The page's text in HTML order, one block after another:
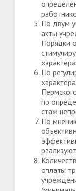
По двум
акты
Порядки
По
по
стаж
По
оплаты